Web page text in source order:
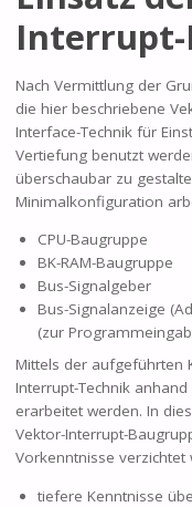
Interrupt-
Nach Vermittlung der
die hier beschriebene
Interface-Technik für
Vertiefung benutzt
überschaubar zu
Minimalkonfiguration
CPU-Baugruppe
BK-RAM-Baugruppe
Bus-Signalgeber
Bus-Signalanzeige
(zur
Mittels der aufgeführten
Interrupt-Technik
erarbeitet werden. In
Vektor-Interrupt-
Vorkenntnisse verzichtet
tiefere Kenntnisse